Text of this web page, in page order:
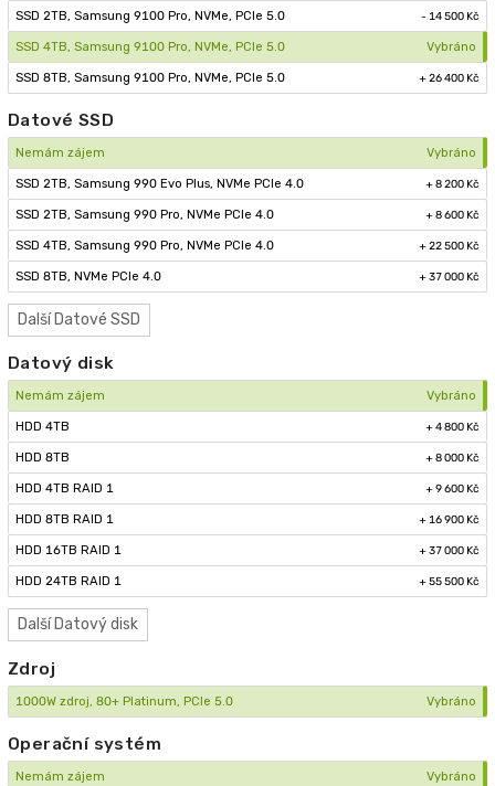
SSD 2TB, Samsung 9100 Pro, NVMe, PCIe 5.0 - 14 500 Kč
SSD 4TB, Samsung 9100 Pro, NVMe, PCIe 5.0 Vybráno
SSD 8TB, Samsung 9100 Pro, NVMe, PCIe 5.0 + 26 400 Kč
Datové SSD
Nemám zájem Vybráno
SSD 2TB, Samsung 990 Evo Plus, NVMe PCIe 4.0 + 8 200 Kč
SSD 2TB, Samsung 990 Pro, NVMe PCIe 4.0 + 8 600 Kč
SSD 4TB, Samsung 990 Pro, NVMe PCIe 4.0 + 22 500 Kč
SSD 8TB, NVMe PCIe 4.0 + 37 000 Kč
Další Datové SSD
Datový disk
Nemám zájem Vybráno
HDD 4TB + 4 800 Kč
HDD 8TB + 8 000 Kč
HDD 4TB RAID 1 + 9 600 Kč
HDD 8TB RAID 1 + 16 900 Kč
HDD 16TB RAID 1 + 37 000 Kč
HDD 24TB RAID 1 + 55 500 Kč
DalšíDatový disk
Zdroj
1000W zdroj, 80+ Platinum, PCIe 5.0 Vybráno
Operační systém
Nemám zájem Vybráno